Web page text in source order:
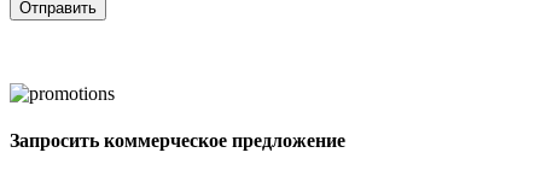
Запросить коммерческое предложение